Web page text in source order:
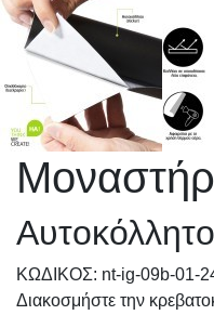
KΩΔΙΚΟΣ: nt-ig-09b-01-
Διακοσμήστε την